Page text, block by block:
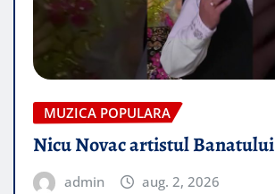
MUZICA POPULARA
Nicu Novac artistul Banatului
admin aug. 2, 2026